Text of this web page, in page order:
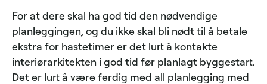
For at dere skal ha god tid den nødvendige
planleggingen, og du ikke skal bli nødt til å betale
ekstra for hastetimer er det lurt å kontakte
interiørarkitekten i god tid før planlagt byggestart.
Det er lurt å være ferdig med all planlegging med